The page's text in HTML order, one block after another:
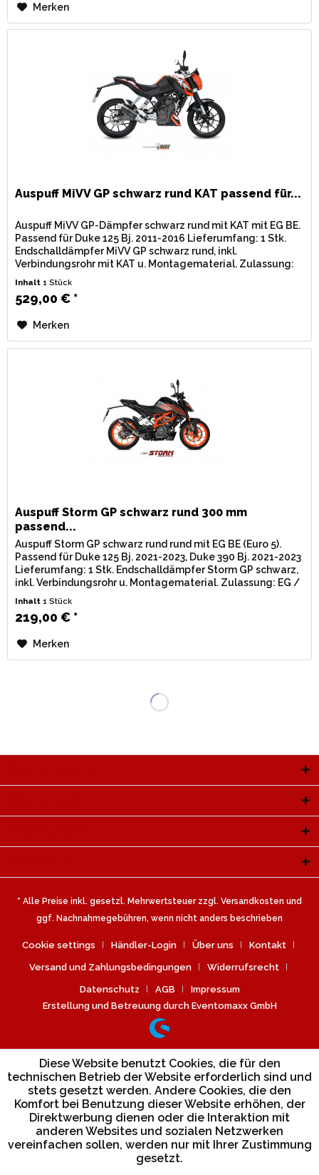
Merken
Auspuff MiVV GP schwarz rund KAT passend für...
Auspuff MiVV GP-Dämpfer schwarz rund mit KAT mit EG BE.
Passend für Duke 125 Bj. 2011-2016 Lieferumfang: 1 Stk.
Endschalldämpfer MiVV GP schwarz rund, inkl.
Verbindungsrohr mit KAT u. Montagematerial. Zulassung:
EG / BE...
Inhalt1 Stück
529,00 € *
Merken
Auspuff Storm GP schwarz rund 300 mm
passend...
Auspuff Storm GP schwarz rund rund mit EG BE (Euro 5).
Passend für Duke 125 Bj. 2021-2023, Duke 390 Bj. 2021-2023
Lieferumfang: 1 Stk. Endschalldämpfer Storm GP schwarz,
inkl. Verbindungsrohr u. Montagematerial. Zulassung: EG /
Inhalt1 Stück
219,00 € *
Merken
* Alle Preise inkl. gesetzl. Mehrwertsteuer zzgl. Versandkosten und
ggf. Nachnahmegebühren, wenn nicht anders beschrieben
Cookie settings Händler-Login Über uns Kontakt
Versand und Zahlungsbedingungen Widerrufsrecht
Datenschutz AGB
Impressum
Erstellung und Betreuung durch Eventomaxx GmbH
Diese Website benutzt Cookies, die für den
technischen Betrieb der Website erforderlich sind und
stets gesetzt werden. Andere Cookies, die den
Komfort bei Benutzung dieser Website erhöhen, der
Direktwerbung dienen oder die Interaktion mit
anderen Websites und sozialen Netzwerken
vereinfachen sollen, werden nur mit Ihrer Zustimmung
gesetzt.